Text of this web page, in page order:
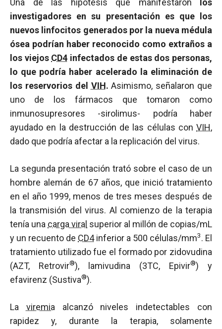
Una de las hipótesis que manifestaron
los
investigadores en su presentación es que los
nuevos linfocitos generados por la nueva médula
ósea podrían haber reconocido como extraños a
los viejos CD4 infectados de estas dos personas,
lo que podría haber acelerado la eliminación de
los reservorios del VIH. Asimismo, señalaron que
uno de los fármacos que tomaron como
inmunosupresores -sirolimus- podría haber
ayudado en la destrucción de las células con VIH,
dado que podría afectar a la replicación del virus.
La segunda presentación trató sobre el caso de un
hombre alemán de 67 años, que inició tratamiento
en el año 1999, menos de tres meses después de
la transmisión del virus. Al comienzo de la terapia
tenía una carga viral superior al millón de copias/mL
y un recuento de CD4inferior a 500 células/mm3. El
tratamiento utilizado fue el formado por zidovudina
(AZT, Retrovir®), lamivudina (3TC, Epivir®) y
efavirenz (Sustiva®).
La viremia alcanzó niveles indetectables con
rapidez y, durante la terapia, solamente